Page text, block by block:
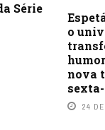
Série
o
nova
24